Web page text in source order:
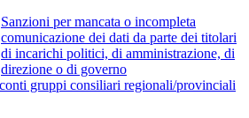
Sanzioni per mancata o incompleta
comunicazione dei dati da parte dei titolari
di incarichi politici, di amministrazione, di
direzione o di governo
gruppi consiliari regionali/provinciali